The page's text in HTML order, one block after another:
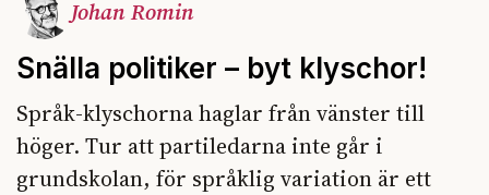
Johan Romin
Snälla politiker – byt klyschor!
Språk-klyschorna haglar från vänster till
höger. Tur att partiledarna inte går i
grundskolan, för språklig variation är ett